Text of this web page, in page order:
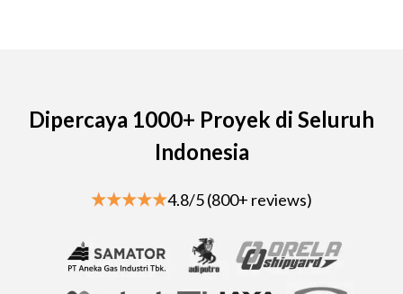
Dipercaya 1000+ Proyek di Seluruh
Indonesia
4.8/5 (800+ reviews)